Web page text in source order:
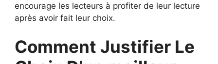
encourage les lecteurs à profiter de leur lecture
après avoir fait leur choix.
Comment Justifier Le